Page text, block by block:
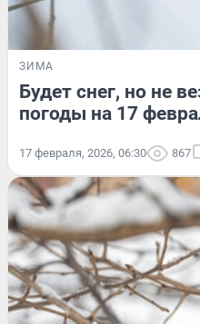
ЗИМА
Будет снег, но не
погоды на 17
17 февраля, 2026, 06:30 867